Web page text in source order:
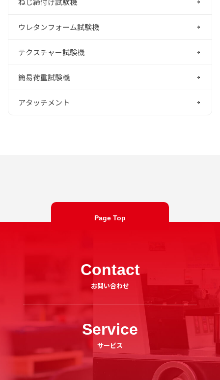
ウレタンフォーム試験機
テクスチャー試験機
簡易荷重試験機
アタッチメント
Page Top
Contact
お問い合わせ
Service
サービス